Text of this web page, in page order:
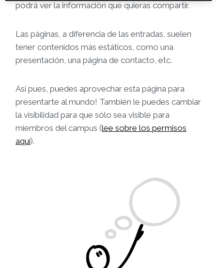
podrá ver la información que quieras compartir.
Las páginas, a diferencia de las entradas, suelen
tener contenidos más estáticos, como una
presentación, una página de contacto, etc.
Así pues, puedes aprovechar esta página para
presentarte al mundo! También le puedes cambiar
la visibilidad para que sólo sea visible para
miembros del campus (lee sobre los permisos
aquí).